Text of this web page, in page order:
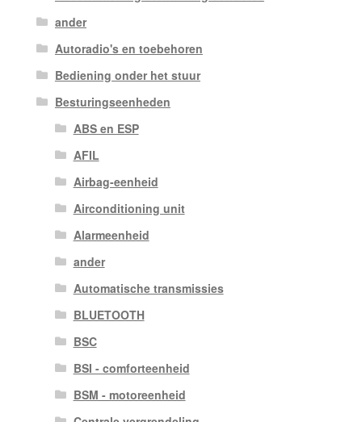
ander
Autoradio's en toebehoren
Bediening onder het stuur
Besturingseenheden
ABS en ESP
AFIL
Airbag-eenheid
Airconditioning unit
Alarmeenheid
ander
Automatische transmissies
BLUETOOTH
BSC
BSI - comforteenheid
BSM - motoreenheid